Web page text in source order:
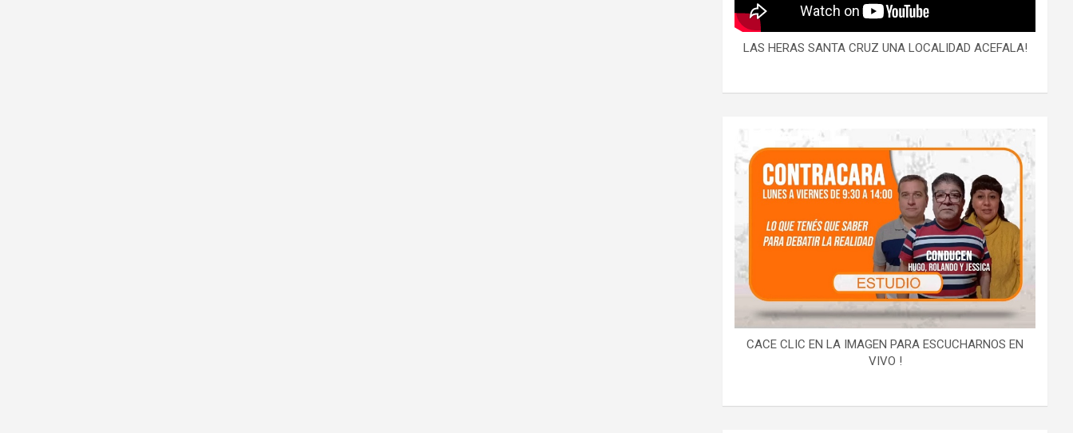
LAS HERAS SANTA CRUZ UNA LOCALIDAD ACEFALA!
CACE CLIC EN LA IMAGEN PARA ESCUCHARNOS EN
VIVO !